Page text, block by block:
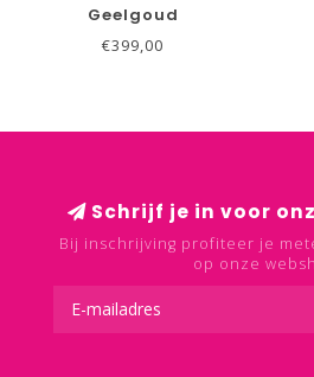
Geelgoud
€399,00
Schrijf je in voor
Bij inschrijving profiteer je
op onze